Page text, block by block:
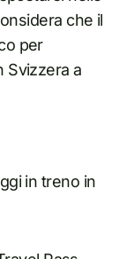
che il
per
Svizzera a
in treno in